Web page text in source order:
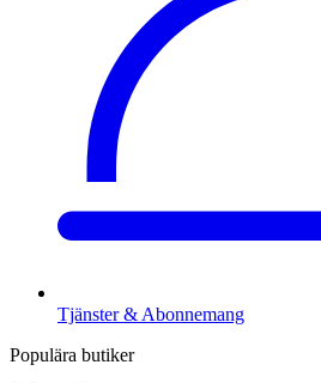
Tjänster & Abonnemang
Populära butiker